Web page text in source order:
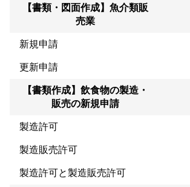
【書類・図面作成】魚介類販
売業
新規申請
更新申請
【書類作成】飲食物の製造・
販売の新規申請
製造許可
製造販売許可
製造許可と製造販売許可